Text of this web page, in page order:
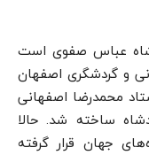
شاه عباس صفوی است
و گردشگری اصفهان
محمدرضا اصفهانی
ساخته شد. حالا
جهان قرار گرفته